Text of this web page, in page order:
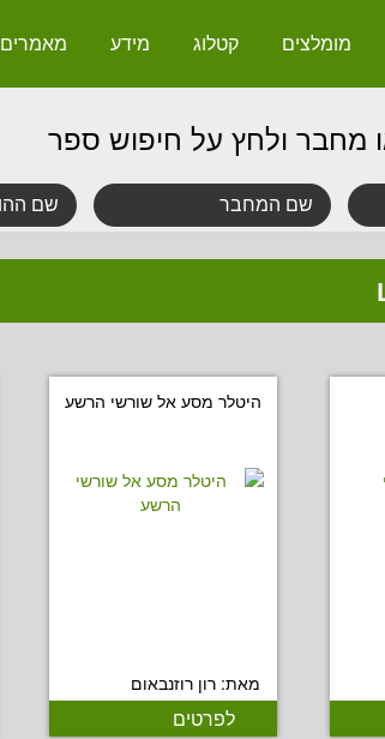
מומלצים קטלוג מידע מאמרים
ולחץ על חיפוש ספר
היטלר מסע אל שורשי הרשע
מאת: רון רוזנבאום
לפרטים